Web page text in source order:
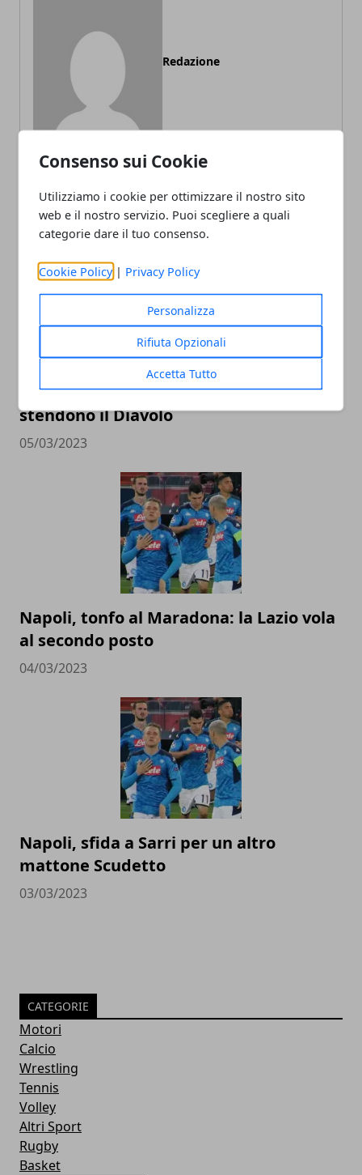
Consenso sui Cookie
Utilizziamo i cookie per ottimizzare il nostro sito
web e il nostro servizio. Puoi scegliere a quali
categorie dare il tuo consenso.
Cookie Policy | Privacy Policy
Personalizza
Rifiuta Opzionali
Accetta Tutto
Redazione
ARTICOLI CORRELATI
Milan, crollo a Firenze: Gonzalez-Jovic
stendono il Diavolo
05/03/2023
Napoli, tonfo al Maradona: la Lazio vola
al secondo posto
04/03/2023
Napoli, sfida a Sarri per un altro
mattone Scudetto
03/03/2023
CATEGORIE
Motori
Calcio
Wrestling
Tennis
Volley
Altri Sport
Rugby
Basket